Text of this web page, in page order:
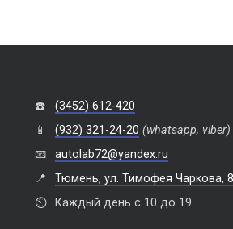
☎️
(3452) 612-420
📱
(932) 321-24-20 (whatsapp, viber)
📧
autolab72@yandex.ru
📍
Тюмень, ул. Тимофея Чаркова,
⏲️
Каждый день с 10 до 19